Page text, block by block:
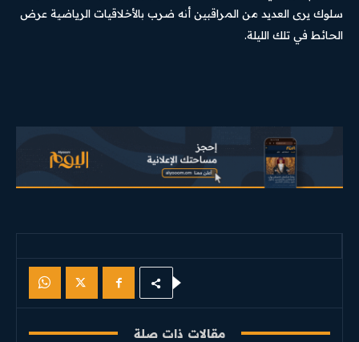
سلوك يرى العديد من المراقبين أنه ضرب بالأخلاقيات الرياضية عرض
الحائط في تلك الليلة.
مقالات ذات صلة